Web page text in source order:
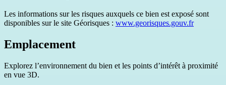
Les informations sur les risques auxquels ce bien est exposé sont
disponibles sur le site Géorisques : www.georisques.gouv.fr
Emplacement
Explorez l’environnement du bien et les points d’intérêt à proximité
en vue 3D.